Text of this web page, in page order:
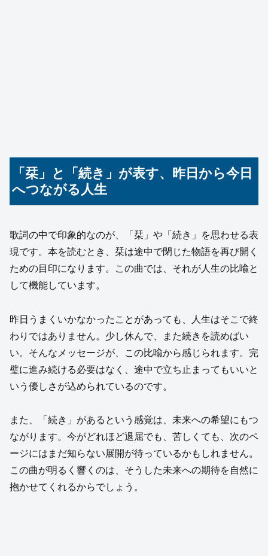
「栞」と「続き」が表す、昨日から今日
へつながる人生
歌詞の中で印象的なのが、「栞」や「続き」を思わせる表
現です。本を読むとき、栞は途中で閉じた物語を再び開く
ための目印になります。この曲では、それが人生の比喩と
して機能しています。
昨日うまくいかなかったことがあっても、人生はそこで終
わりではありません。少し休んで、また続きを読めばい
い。そんなメッセージが、この比喩から感じられます。完
璧に進み続ける必要はなく、途中で立ち止まってもいいと
いう優しさが込められているのです。
また、「続き」があるという感覚は、未来への希望にもつ
ながります。今がどれほど退屈でも、苦しくても、次のペ
ージにはまだ知らない展開が待っているかもしれません。
この曲が明るく響くのは、そうした未来への期待を自然に
抱かせてくれるからでしょう。